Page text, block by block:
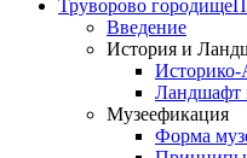
Труворово городище
Введение
История и
Историко-
Ландшафт
Музеефикация
Форма